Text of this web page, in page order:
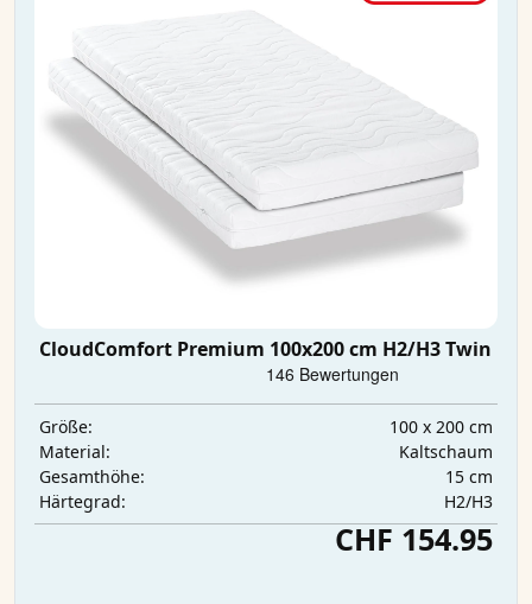
CloudComfort Premium 100x200 cm H2/H3 Twin
Größe:
100 x 200 cm
Material:
Kaltschaum
Gesamthöhe:
15 cm
Härtegrad:
H2/H3
CHF 154.95